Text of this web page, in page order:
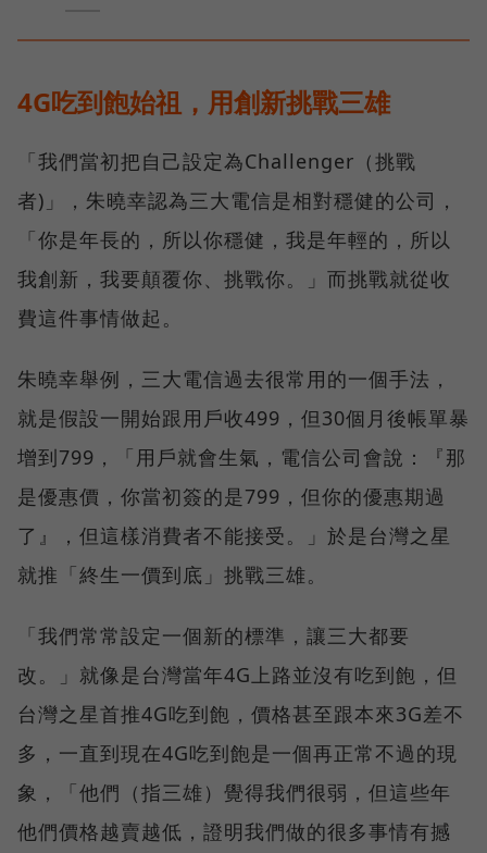
4G吃到飽始祖，用創新挑戰三雄
「我們當初把自己設定為Challenger（挑戰
者)」，朱曉幸認為三大電信是相對穩健的公司，
「你是年長的，所以你穩健，我是年輕的，所以
我創新，我要顛覆你、挑戰你。」而挑戰就從收
費這件事情做起。
朱曉幸舉例，三大電信過去很常用的一個手法，
就是假設一開始跟用戶收499，但30個月後帳單暴
增到799，「用戶就會生氣，電信公司會說：『那
是優惠價，你當初簽的是799，但你的優惠期過
了』，但這樣消費者不能接受。」於是台灣之星
就推「終生一價到底」挑戰三雄。
「我們常常設定一個新的標準，讓三大都要
改。」就像是台灣當年4G上路並沒有吃到飽，但
台灣之星首推4G吃到飽，價格甚至跟本來3G差不
多，一直到現在4G吃到飽是一個再正常不過的現
象，「他們（指三雄）覺得我們很弱，但這些年
他們價格越賣越低，證明我們做的很多事情有撼